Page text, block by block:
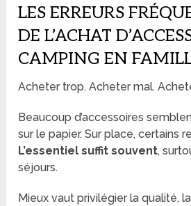
LES ERREURS
DE L’ACHAT
CAMPING EN
Acheter trop. Acheter mal.
Beaucoup d’accessoires
sur le papier. Sur place, certains
L’essentiel suffit souvent,
séjours.
Mieux vaut privilégier la qualité,